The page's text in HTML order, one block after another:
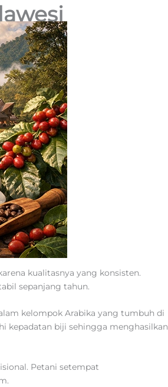
kualitasnya yang konsisten.
sepanjang tahun.
kelompok Arabika yang tumbuh di
kepadatan biji sehingga menghasilkan
Petani setempat